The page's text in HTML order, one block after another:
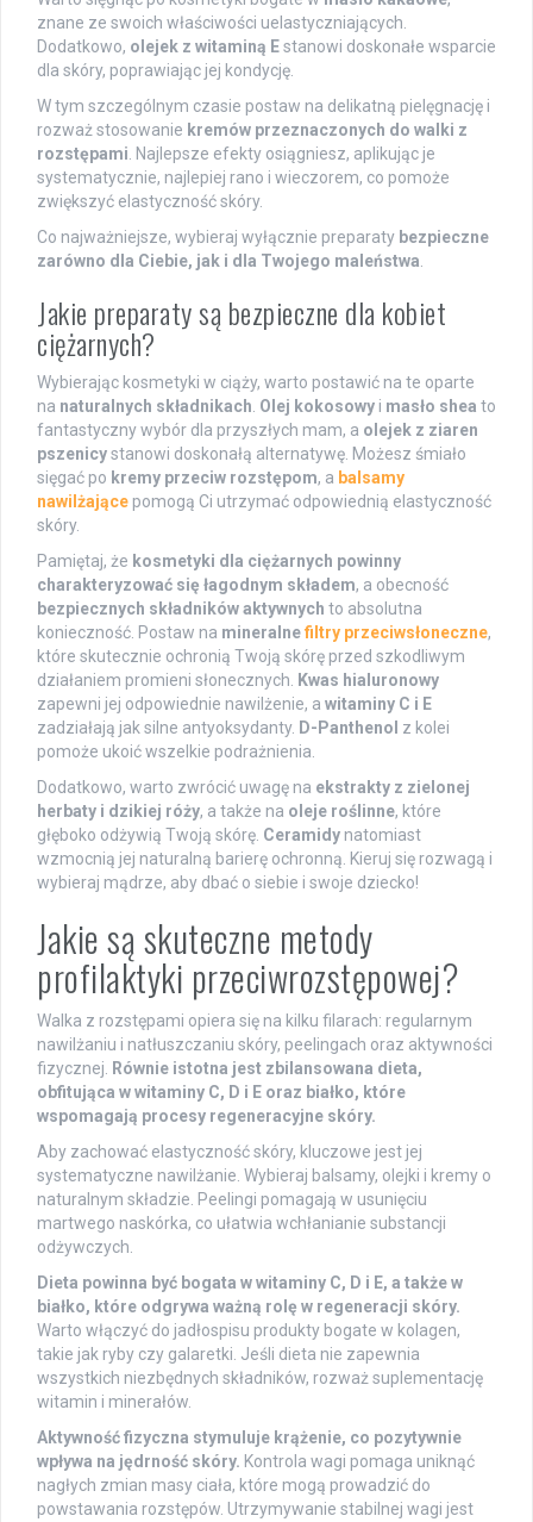
znane ze swoich właściwości uelastyczniających.
Dodatkowo, olejek z witaminą Estanowi doskonałe wsparcie
dla skóry, poprawiając jej kondycję.
W tym szczególnym czasie postaw na delikatną pielęgnację i
rozważ stosowanie kremów przeznaczonych do walki z
rozstępami . Najlepsze efekty osiągniesz, aplikując je
systematycznie, najlepiej rano i wieczorem, co pomoże
zwiększyć elastyczność skóry.
Co najważniejsze, wybieraj wyłącznie preparaty bezpieczne
zarówno dla Ciebie, jak i dla Twojego maleństwa
Jakie preparaty są bezpieczne dla kobiet
ciężarnych?
Wybierając kosmetyki w ciąży, warto postawić na te oparte
na naturalnych składnikach Olej kokosowy i masło shea to
fantastyczny wybór dla przyszłych mam, a olejek z ziaren
pszenicystanowi doskonałą alternatywę. Możesz śmiało
sięgać po kremy przeciw rozstępom, a balsamy
nawilżające pomogą Ci utrzymać odpowiednią elastyczność
skóry.
Pamiętaj, że kosmetyki dla ciężarnych powinny
charakteryzować się łagodnym składem, a obecność
bezpiecznych składników aktywnych to absolutna
konieczność. Postaw na mineralnefiltry przeciwsłoneczne,
które skutecznie ochronią Twoją skórę przed szkodliwym
działaniem promieni słonecznych. Kwas hialuronowy
zapewni jej odpowiednie nawilżenie, a witaminy C i E
zadziałają jak silne antyoksydanty. D-Panthenol z kolei
pomoże ukoić wszelkie podrażnienia.
Dodatkowo, warto zwrócić uwagę na ekstrakty z zielonej
herbaty i dzikiej róży, a także na oleje roślinne, które
głęboko odżywią Twoją skórę. Ceramidy natomiast
wzmocnią jej naturalną barierę ochronną. Kieruj się rozwagą i
wybieraj mądrze, aby dbać o siebie i swoje dziecko!
Jakie są skuteczne metody
profilaktyki przeciwrozstępowej?
Walka z rozstępami opiera się na kilku filarach: regularnym
nawilżaniu i natłuszczaniu skóry, peelingach oraz aktywności
fizycznej. Równie istotna jest zbilansowana dieta,
obfitująca w witaminy C, D i E oraz białko, które
wspomagają procesy regeneracyjne skóry.
Aby zachować elastyczność skóry, kluczowe jest jej
systematyczne nawilżanie. Wybieraj balsamy, olejki i kremy o
naturalnym składzie. Peelingi pomagają w usunięciu
martwego naskórka, co ułatwia wchłanianie substancji
odżywczych.
Dieta powinna być bogata w witaminy C, D i E, a także w
białko, które odgrywa ważną rolę w regeneracji skóry.
Warto włączyć do jadłospisu produkty bogate w kolagen,
takie jak ryby czy galaretki. Jeśli dieta nie zapewnia
wszystkich niezbędnych składników, rozważ suplementację
witamin i minerałów.
Aktywność fizyczna stymuluje krążenie, co pozytywnie
wpływa na jędrność skóry. Kontrola wagi pomaga uniknąć
nagłych zmian masy ciała, które mogą prowadzić do
powstawania rozstępów. Utrzymywanie stabilnej wagi jest